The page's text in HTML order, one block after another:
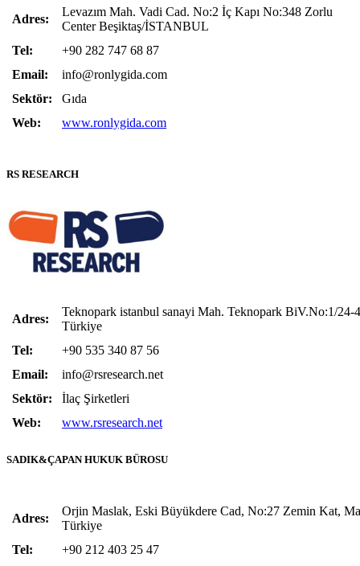
Adres:
Levazım Mah. Vadi Cad. No:2 İç Kapı No:348 Zorlu
Center Beşiktaş/İSTANBUL
Tel:
+90 282 747 68 87
Email:
info@ronlygida.com
Sektör:
Gıda
Web:
www.ronlygida.com
RS RESEARCH
Adres:
Teknopark istanbul sanayi Mah. Teknopark BiV.No:1/24-
Türkiye
Tel:
+90 535 340 87 56
Email:
info@rsresearch.net
Sektör:
İlaç Şirketleri
Web:
www.rsresearch.net
SADIK&ÇAPAN HUKUK BÜROSU
Adres:
Orjin Maslak, Eski Büyükdere Cad, No:27 Zemin Kat,
Türkiye
Tel:
+90 212 403 25 47